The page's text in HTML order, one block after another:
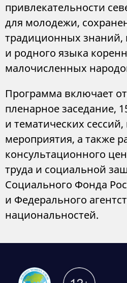
привлекательности
для молодежи,
традиционных знаний,
и родного языка
малочисленных
Программа включает
пленарное заседание,
и тематических
мероприятия, а также
консультационного
труда и социальной
Социального Фонда
и Федерального
национальностей.